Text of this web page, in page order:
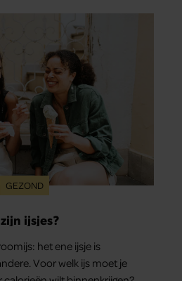
GEZOND
ijsjes?
het ene ijsje is
Voor welk ijs moet je